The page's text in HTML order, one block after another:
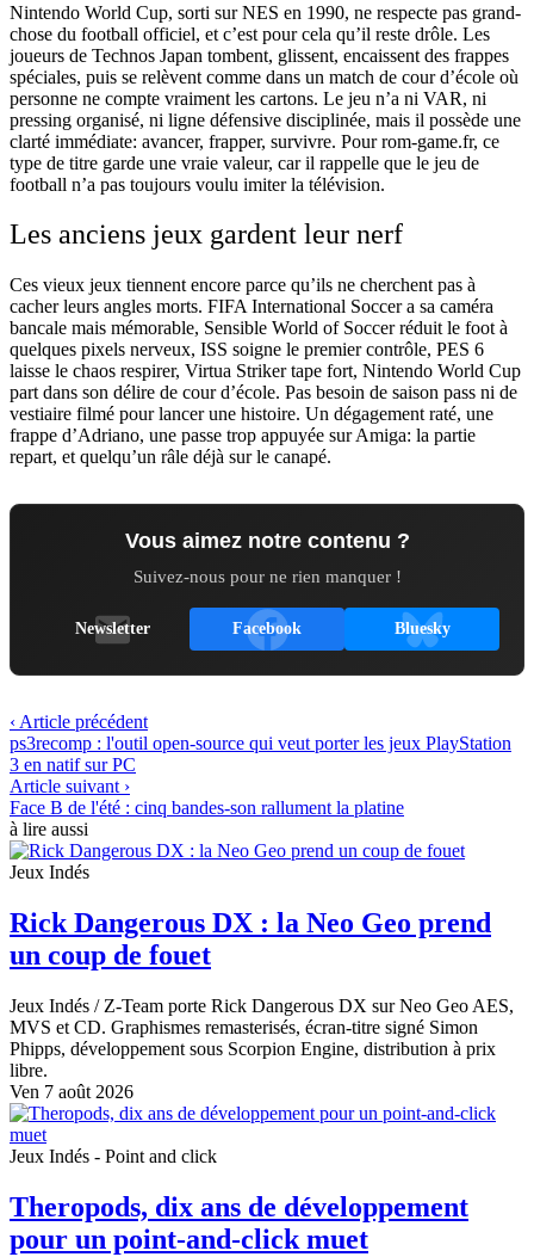
Nintendo World Cup, sorti sur NES en 1990, ne respecte pas grand-
chose du football officiel, et c’est pour cela qu’il reste drôle. Les
joueurs de Technos Japan tombent, glissent, encaissent des frappes
spéciales, puis se relèvent comme dans un match de cour d’école où
personne ne compte vraiment les cartons. Le jeu n’a ni VAR, ni
pressing organisé, ni ligne défensive disciplinée, mais il possède une
clarté immédiate: avancer, frapper, survivre. Pour rom-game.fr, ce
type de titre garde une vraie valeur, car il rappelle que le jeu de
football n’a pas toujours voulu imiter la télévision.
Les anciens jeux gardent leur nerf
Ces vieux jeux tiennent encore parce qu’ils ne cherchent pas à
cacher leurs angles morts. FIFA International Soccer a sa caméra
bancale mais mémorable, Sensible World of Soccer réduit le foot à
quelques pixels nerveux, ISS soigne le premier contrôle, PES 6
laisse le chaos respirer, Virtua Striker tape fort, Nintendo World Cup
part dans son délire de cour d’école. Pas besoin de saison pass ni de
vestiaire filmé pour lancer une histoire. Un dégagement raté, une
frappe d’Adriano, une passe trop appuyée sur Amiga: la partie
repart, et quelqu’un râle déjà sur le canapé.
Vous aimez notre contenu ?
Suivez-nous pour ne rien manquer !
Newsletter Facebook Bluesky
‹ Article précédent
ps3recomp : l'outil open-source qui veut porter les jeux PlayStation
3 en natif sur PC
Article suivant ›
Face B de l'été : cinq bandes-son rallument la platine
à lire aussi
Jeux Indés
Rick Dangerous DX : la Neo Geo prend
un coup de fouet
Jeux Indés / Z-Team porte Rick Dangerous DX sur Neo Geo AES,
MVS et CD. Graphismes remasterisés, écran-titre signé Simon
Phipps, développement sous Scorpion Engine, distribution à prix
libre.
Ven 7 août 2026
Jeux Indés - Point and click
Theropods, dix ans de développement
pour un point-and-click muet